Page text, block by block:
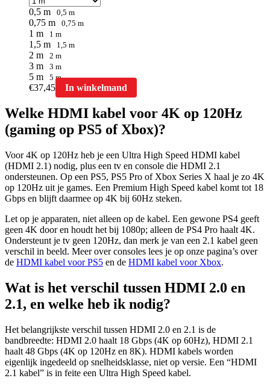
0,5 m 0,5 m
0,75 m 0,75 m
1 m 1 m
1,5 m 1,5 m
2 m 2 m
3 m 3 m
5 m 5 m
€37,45 In winkelmand
product
meerdere
variaties.
optie
kan
gekozen
worden
op
productpagina
Welke HDMI kabel voor 4K op 120Hz
(gaming op PS5 of Xbox)?
Voor 4K op 120Hz heb je een Ultra High Speed HDMI kabel
(HDMI 2.1) nodig, plus een tv en console die HDMI 2.1
ondersteunen. Op een PS5, PS5 Pro of Xbox Series X haal je zo 4K
op 120Hz uit je games. Een Premium High Speed kabel komt tot 18
Gbps en blijft daarmee op 4K bij 60Hz steken.
Let op je apparaten, niet alleen op de kabel. Een gewone PS4 geeft
geen 4K door en houdt het bij 1080p; alleen de PS4 Pro haalt 4K.
Ondersteunt je tv geen 120Hz, dan merk je van een 2.1 kabel geen
verschil in beeld. Meer over consoles lees je op onze pagina’s over
de HDMI kabel voor PS5 en de HDMI kabel voor Xbox.
Wat is het verschil tussen HDMI 2.0 en
2.1, en welke heb ik nodig?
Het belangrijkste verschil tussen HDMI 2.0 en 2.1 is de
bandbreedte: HDMI 2.0 haalt 18 Gbps (4K op 60Hz), HDMI 2.1
haalt 48 Gbps (4K op 120Hz en 8K). HDMI kabels worden
eigenlijk ingedeeld op snelheidsklasse, niet op versie. Een “HDMI
2.1 kabel” is in feite een Ultra High Speed kabel.